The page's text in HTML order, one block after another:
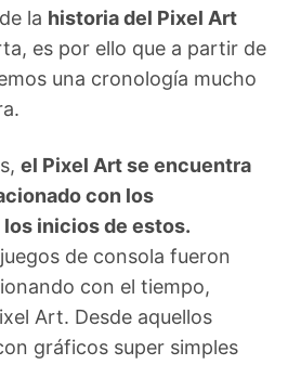
la historia del Pixel Art
es por ello que a partir de
una cronología mucho
el Pixel Art se encuentra
con los
inicios de estos.
de consola fueron
con el tiempo,
Art. Desde aquellos
gráficos super simples